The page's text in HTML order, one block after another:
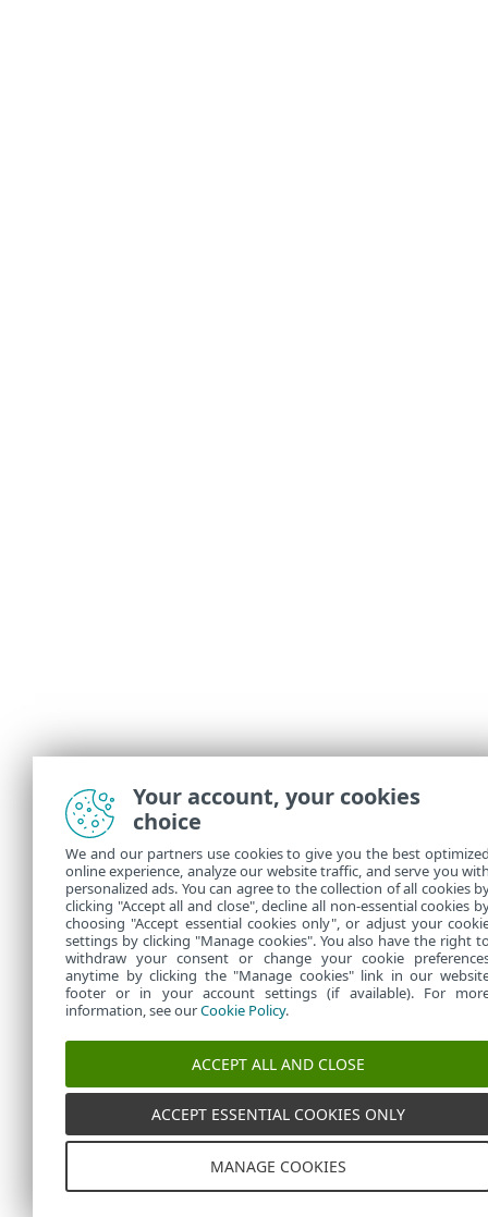
Your account, your cookies
choice
We and our partners use cookies to give you the best
online experience, analyze our website traffic, and serve you
personalized ads. You can agree to the collection of all cookies
clicking "Accept all and close", decline all non-essential cookies
choosing "Accept essential cookies only", or adjust your
settings by clicking "Manage cookies". You also have the right
withdraw your consent or change your cookie
anytime by clicking the "Manage cookies" link in our
footer or in your account settings (if available). For
information, see ourCookie Policy.
ACCEPT ALL AND CLOSE
ACCEPT ESSENTIAL COOKIES ONLY
MANAGE COOKIES